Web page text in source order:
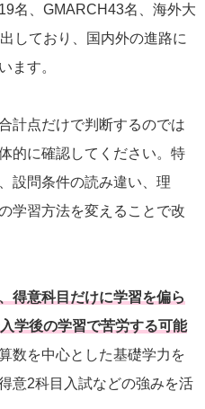
名、GMARCH43名、海外大
しており、国内外の進路に
ます。
計点だけで判断するのでは
的に確認してください。特
設問条件の読み違い、理
学習方法を変えることで改
得意科目だけに学習を偏ら
学後の学習で苦労する可能
数を中心とした基礎学力を
意2科目入試などの強みを活